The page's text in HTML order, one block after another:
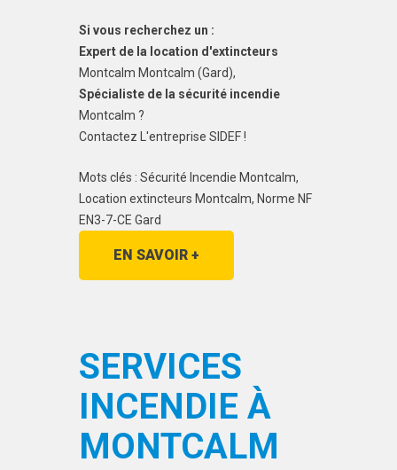
Si vous recherchez un :
Expert de la location d'extincteurs
Montcalm Montcalm (Gard),
Spécialiste de la sécurité incendie
Montcalm ?
Contactez L'entreprise SIDEF !
Mots clés : Sécurité Incendie Montcalm,
Location extincteurs Montcalm, Norme NF
EN3-7-CE Gard
EN SAVOIR +
SERVICES
INCENDIE À
MONTCALM